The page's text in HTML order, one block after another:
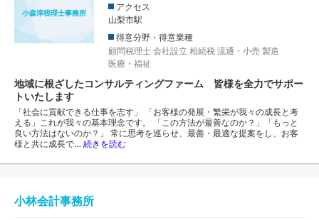
小森淳税理士事務所
アクセス
山梨市駅
得意分野・得意業種
顧問税理士 会社設立 相続税 流通・小売 製造
医療・福祉
地域に根ざしたコンサルティングファーム 皆様を全力でサポー
トいたします
「社会に貢献できる仕事を志す」 「お客様の発展・繁栄が我々の成長と考
える」これが我々の基本理念です。 「この方法が最善なのか？」「もっと
良い方法はないのか？」 常に思考を巡らせ、最善・最適な提案をし、お客
様と共に成長で… 続きを読む
小林会計事務所